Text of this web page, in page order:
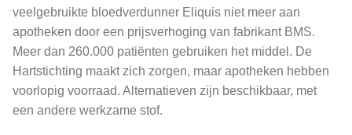
veelgebruikte bloedverdunner Eliquis niet meer aan
apotheken door een prijsverhoging van fabrikant BMS.
Meer dan 260.000 patiënten gebruiken het middel. De
Hartstichting maakt zich zorgen, maar apotheken hebben
voorlopig voorraad. Alternatieven zijn beschikbaar, met
een andere werkzame stof.